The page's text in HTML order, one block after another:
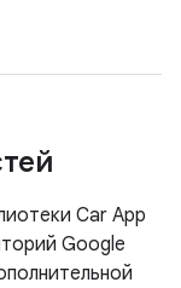
Car App
Google